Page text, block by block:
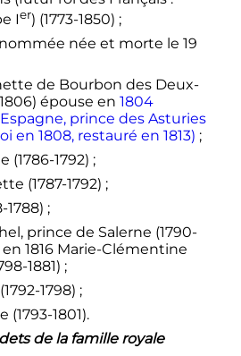
Ier) (1773-1850) ;
née et morte le 19
de Bourbon des Deux-
épouse en 1804
prince des Asturies
en 1808, restauré en 1813) ;
(1786-1792) ;
(1787-1792) ;
1788) ;
prince de Salerne (1790-
en 1816 Marie-Clémentine
1881) ;
1798) ;
(1793-1801).
de la famille royale